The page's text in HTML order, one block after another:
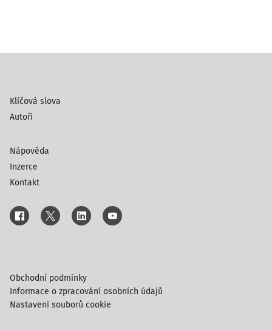
Klíčová slova
Autoři
Nápověda
Inzerce
Kontakt
Obchodní podmínky
Informace o zpracování osobních údajů
Nastavení souborů cookie